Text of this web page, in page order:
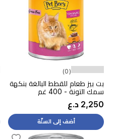
(0)
بت بيز طعام للقطط البالغة بنكهة
سمك التونة - 400 غم
2,250 د.ع
أضف إلى السلّة